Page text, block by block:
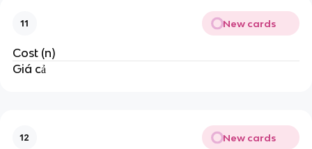
11 New cards
Cost (n)
Giá cả
12 New cards